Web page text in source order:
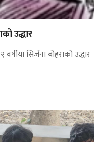
उद्धार
सिर्जना बोहराको उद्धार